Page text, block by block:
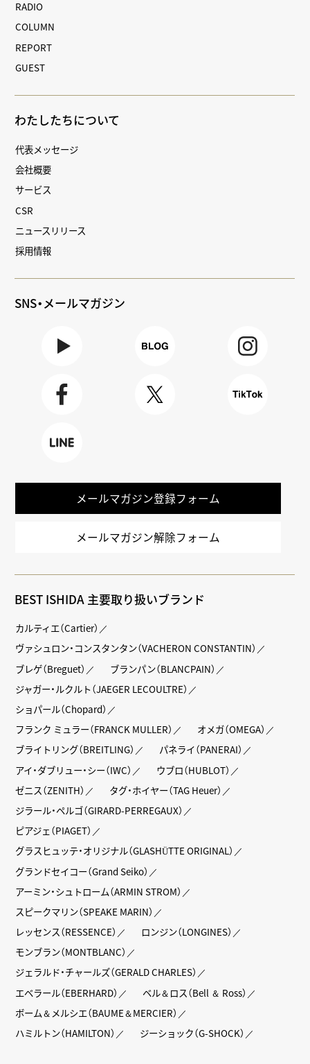
RADIO
COLUMN
REPORT
GUEST
わたしたちについて
代表メッセージ
会社概要
サービス
CSR
ニュースリリース
採用情報
SNS・メールマガジン
メールマガジン登録フォーム
メールマガジン解除フォーム
BEST ISHIDA 主要取り扱いブランド
カルティエ（Cartier）
ヴァシュロン・コンスタンタン（VACHERON CONSTANTIN）
ブレゲ（Breguet）
ブランパン（BLANCPAIN）
ジャガー・ルクルト（JAEGER LECOULTRE）
ショパール（Chopard）
フランク ミュラー（FRANCK MULLER）
オメガ（OMEGA）
ブライトリング（BREITLING）
パネライ（PANERAI）
アイ・ダブリュー・シー（IWC）
ウブロ（HUBLOT）
ゼニス（ZENITH）
タグ・ホイヤー（TAG Heuer）
ジラール・ペルゴ（GIRARD-PERREGAUX）
ピアジェ（PIAGET）
グラスヒュッテ・オリジナル（GLASHÜTTE ORIGINAL）
グランドセイコー（Grand Seiko）
アーミン・シュトローム（ARMIN STROM）
スピークマリン（SPEAKE MARIN）
レッセンス（RESSENCE）
ロンジン（LONGINES）
モンブラン（MONTBLANC）
ジェラルド・チャールズ（GERALD CHARLES）
エベラール（EBERHARD）
ベル＆ロス（Bell ＆ Ross）
ボーム＆メルシエ（BAUME＆MERCIER）
ハミルトン（HAMILTON）
ジーショック（G-SHOCK）